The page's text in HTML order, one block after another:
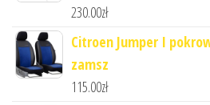
230.00zł
Citroen Jumper I
zamsz
115.00zł